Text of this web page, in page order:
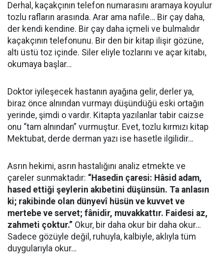
Derhal, kaçakçının telefon numarasını aramaya koyulur
tozlu rafların arasında. Arar ama nafile… Bir çay daha,
der kendi kendine. Bir çay daha içmeli ve bulmalıdır
kaçakçının telefonunu. Bir den bir kitap ilişir gözüne,
altı üstü toz içinde. Siler eliyle tozlarını ve açar kitabı,
okumaya başlar…
Doktor iyileşecek hastanın ayağına gelir, derler ya,
biraz önce alnından vurmayı düşündüğü eski ortağın
yerinde, şimdi o vardır. Kitapta yazılanlar tabir caizse
onu “tam alnından” vurmuştur. Evet, tozlu kırmızı kitap
Mektubat, derde derman yazı ise hasetle ilgilidir…
Asrın hekimi, asrın hastalığını analiz etmekte ve
çareler sunmaktadır: “Hasedin çaresi: Hâsid adam,
hased ettiği şeylerin akıbetini düşünsün. Ta anlasın
ki; rakibinde olan dünyevî hüsün ve kuvvet ve
mertebe ve servet; fânidir, muvakkattır. Faidesi az,
zahmeti çoktur.” Okur, bir daha okur bir daha okur…
Sadece gözüyle değil, ruhuyla, kalbiyle, aklıyla tüm
duygularıyla okur…